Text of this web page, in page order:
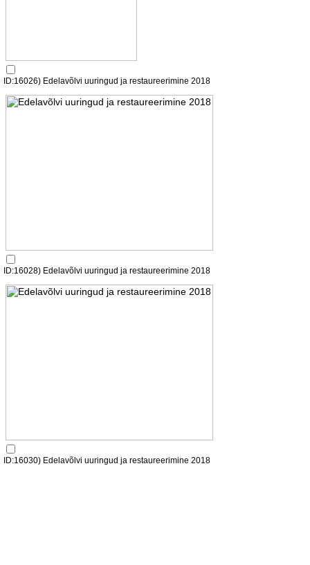
ID:16026) Edelavõlvi uuringud ja restaureerimine 2018
ID:16028) Edelavõlvi uuringud ja restaureerimine 2018
ID:16030) Edelavõlvi uuringud ja restaureerimine 2018